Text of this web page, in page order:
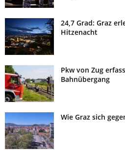
24,7 Grad: Graz
Hitzenacht
Pkw von Zug
Bahnübergang
Wie Graz sich